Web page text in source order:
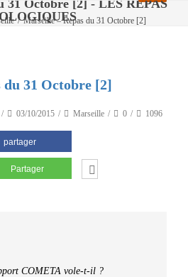
31 Octobre [2] - LES REPAS
/ Marseille – Repas du 31 Octobre [2]
du 31 Octobre [2]
03/10/2015 Marseille 0 1096
partager
Partager
COMETA vole-t-il ?